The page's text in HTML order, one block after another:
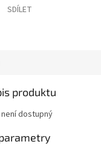
SDÍLET
produktu
dostupný